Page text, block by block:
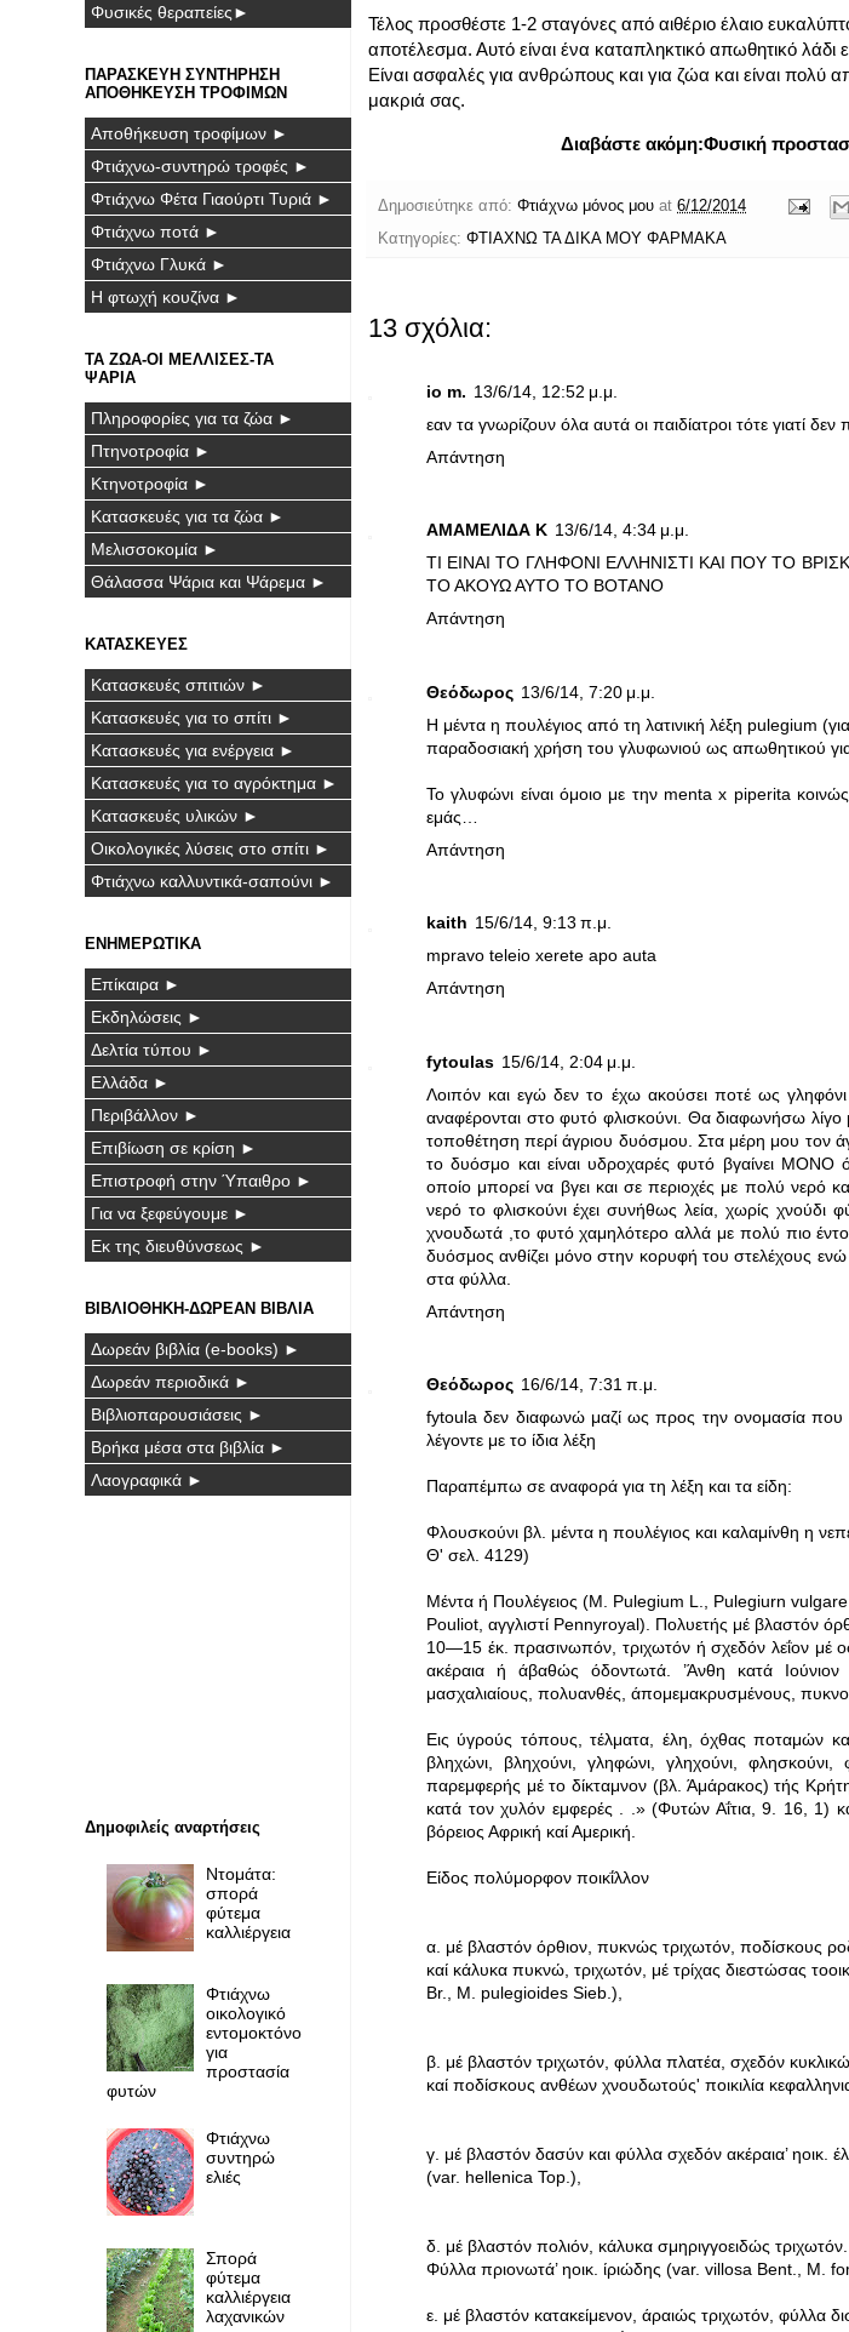
Τέλος προσθέστε 1-2 σταγόνες από αιθέριο έλαιο
αποτέλεσμα. Αυτό είναι ένα καταπληκτικό απωθητικό λάδι
Είναι ασφαλές για ανθρώπους και για ζώα και είναι πολύ
μακριά σας.
Διαβάστε ακόμη:Φυσική
Δημοσιεύτηκε από: Φτιάχνω μόνος μου at 6/12/2014
Κατηγορίες: ΦΤΙΑΧΝΩ ΤΑ ΔΙΚΑ ΜΟΥ ΦΑΡΜΑΚΑ
13 σχόλια:
io m. 13/6/14, 12:52 μ.μ.
εαν τα γνωρίζουν όλα αυτά οι παιδίατροι τότε γιατί
Απάντηση
ΑΜΑΜΕΛΙΔΑ Κ 13/6/14, 4:34 μ.μ.
ΤΙ ΕΙΝΑΙ ΤΟ ΓΛΗΦΟΝΙ ΕΛΛΗΝΙΣΤΙ ΚΑΙ ΠΟΥ ΤΟ
ΤΟ ΑΚΟΥΩ ΑΥΤΟ ΤΟ ΒΟΤΑΝΟ
Απάντηση
Θεόδωρος 13/6/14, 7:20 μ.μ.
Η μέντα η πουλέγιος από τη λατινική λέξη pulegium
παραδοσιακή χρήση του γλυφωνιού ως απωθητικού
Το γλυφώνι είναι όμοιο με την menta x piperita
εμάς…
Απάντηση
kaith 15/6/14, 9:13 π.μ.
mpravo teleio xerete apo auta
Απάντηση
fytoulas 15/6/14, 2:04 μ.μ.
Λοιπόν και εγώ δεν το έχω ακούσει ποτέ ως
αναφέρονται στο φυτό φλισκούνι. Θα διαφωνήσω λίγο
τοποθέτηση περί άγριου δυόσμου. Στα μέρη μου τον
το δυόσμο και είναι υδροχαρές φυτό βγαίνει ΜΟΝΟ
οποίο μπορεί να βγει και σε περιοχές με πολύ νερό
νερό το φλισκούνι έχει συνήθως λεία, χωρίς χνούδι
χνουδωτά ,το φυτό χαμηλότερο αλλά με πολύ πιο
δυόσμος ανθίζει μόνο στην κορυφή του στελέχους
στα φύλλα.
Απάντηση
Θεόδωρος 16/6/14, 7:31 π.μ.
fytoula δεν διαφωνώ μαζί ως προς την ονομασία που
λέγοντε με το ίδια λέξη
Παραπέμπω σε αναφορά για τη λέξη και τα είδη:
Φλουσκούνι βλ. μέντα η πουλέγιος και καλαμίνθη η
Θ' σελ. 4129)
Μέντα ή Πουλέγειος (Μ. Pulegium L., Pulegiurn vulgare
Pouliot, αγγλιστί Pennyroyal). Πολυετής μέ βλαστόν
10—15 έκ. πρασινωπόν, τριχωτόν ή σχεδόν λεΐον μέ
ακέραια ή άβαθώς όδοντωτά. ’Άνθη κατά
μασχαλιαίους, πολυανθές, άπομεμακρυσμένους,
Εις ύγρούς τόπους, τέλματα, έλη, όχθας ποταμών
βληχώνι, βληχούνι, γληφώνι, γληχούνι,
παρεμφερής μέ το δίκταμνον (βλ. Άμάρακος) τής
κατά τον χυλόν εμφερές . .» (Φυτών Αΐτια, 9. 16, 1)
βόρειος Αφρική καί Αμερική.
Είδος πολύμορφον ποικΐλλον
α. μέ βλαστόν όρθιον, πυκνώς τριχωτόν, ποδίσκους
καί κάλυκα πυκνώ, τριχωτόν, μέ τρίχας διεστώσας
Br., Μ. pulegioides Sieb.),
β. μέ βλαστόν τριχωτόν, φύλλα πλατέα, σχεδόν
καί ποδίσκους ανθέων χνουδωτούς' ποικιλία
γ. μέ βλαστόν δασύν και φύλλα σχεδόν ακέραια’ ηοικ.
(var. hellenica Top.),
δ. μέ βλαστόν πολιόν, κάλυκα σμηριγγοειδώς τριχωτόν.
Φύλλα πριονωτά’ ηοικ. ίριώδης (var. villosa Bent., Μ.
ε. μέ βλαστόν κατακείμενον, άραιώς τριχωτόν, φύλλα
Φυσικές θεραπείες►
ΠΑΡΑΣΚΕΥΗ ΣΥΝΤΗΡΗΣΗ
ΑΠΟΘΗΚΕΥΣΗ ΤΡΟΦΙΜΩΝ
Αποθήκευση τροφίμων ►
Φτιάχνω-συντηρώ τροφές ►
Φτιάχνω Φέτα Γιαούρτι Τυριά ►
Φτιάχνω ποτά ►
Φτιάχνω Γλυκά ►
Η φτωχή κουζίνα ►
ΤΑ ΖΩΑ-ΟΙ ΜΕΛΛΙΣΕΣ-ΤΑ
ΨΑΡΙΑ
Πληροφορίες για τα ζώα ►
Πτηνοτροφία ►
Κτηνοτροφία ►
Κατασκευές για τα ζώα ►
Μελισσοκομία ►
Θάλασσα Ψάρια και Ψάρεμα ►
ΚΑΤΑΣΚΕΥΕΣ
Κατασκευές σπιτιών ►
Κατασκευές για το σπίτι ►
Κατασκευές για ενέργεια ►
Κατασκευές για το αγρόκτημα ►
Κατασκευές υλικών ►
Οικολογικές λύσεις στο σπίτι ►
Φτιάχνω καλλυντικά-σαπούνι ►
ΕΝΗΜΕΡΩΤΙΚΑ
Επίκαιρα ►
Εκδηλώσεις ►
Δελτία τύπου ►
Ελλάδα ►
Περιβάλλον ►
Επιβίωση σε κρίση ►
Επιστροφή στην Ύπαιθρο ►
Για να ξεφεύγουμε ►
Εκ της διευθύνσεως ►
ΒΙΒΛΙΟΘΗΚΗ-ΔΩΡΕΑΝ ΒΙΒΛΙΑ
Δωρεάν βιβλία (e-books) ►
Δωρεάν περιοδικά ►
Βιβλιοπαρουσιάσεις ►
Βρήκα μέσα στα βιβλία ►
Λαογραφικά ►
Δημοφιλείς αναρτήσεις
Ντομάτα:
σπορά
φύτεμα
καλλιέργεια
Φτιάχνω
οικολογικό
εντομοκτόνο
για
προστασία
φυτών
Φτιάχνω
συντηρώ
ελιές
Σπορά
φύτεμα
καλλιέργεια
λαχανικών